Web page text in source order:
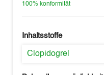
100% konformität
Inhaltsstoffe
Clopidogrel